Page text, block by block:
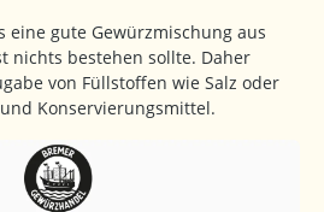
eine gute Gewürzmischung aus
nichts bestehen sollte. Daher
von Füllstoffen wie Salz oder
Konservierungsmittel.